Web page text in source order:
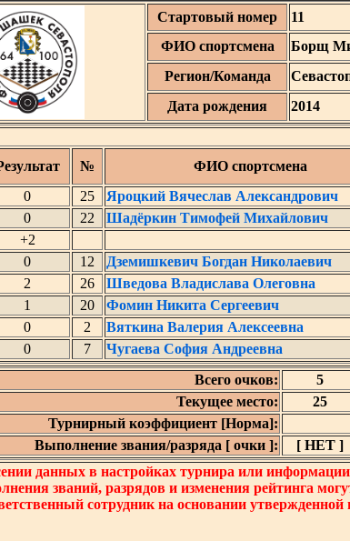
Стартовый номер 11
ФИО спортсмена
Борщ
Регион/Команда
Дата рождения
2014
№ ФИО спортсмена
0 25 Яроцкий Вячеслав Александрович
0 22 Шадёркин Тимофей Михайлович
+2
0 12 Дземишкевич Богдан Николаевич
2 26 Шведова Владислава Олеговна
1 20 Фомин Никита Сергеевич
0 2 Вяткина Валерия Алексеевна
0 7 Чугаева София Андреевна
Всего очков:
5
Текущее место:
25
Турнирный коэффициент [Норма]:
Выполнение звания/разряда [ очки ]:
[ НЕТ ]
данных в настройках турнира или
званий, разрядов и изменения рейтинга
сотрудник на основании утвержденной